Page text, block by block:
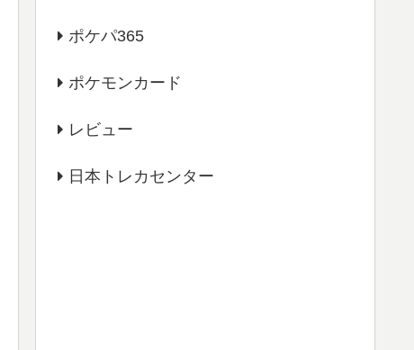
ポケパ365
ポケモンカード
レビュー
日本トレカセンター